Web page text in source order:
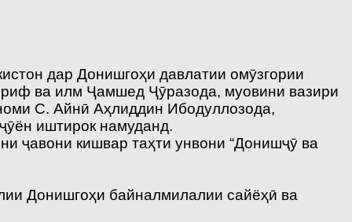
дар Донишгоҳи давлатии омӯзгории
ва илм Ҷамшед Ҷӯразода, муовини вазири
С. Айнӣ Аҳлиддин Ибодуллозода,
иштирок намуданд.
ҷавони кишвар таҳти унвони “Донишҷӯ ва
Донишгоҳи байналмилалии сайёҳӣ ва